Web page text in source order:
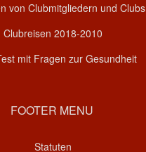
von Clubmitgliedern und Clubs
Clubreisen 2018-2010
mit Fragen zur Gesundheit
FOOTER MENU
Statuten